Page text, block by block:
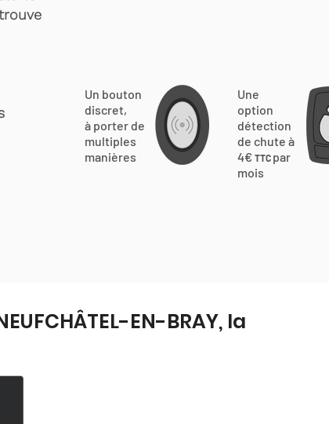
Un bouton
discret,
à porter de
multiples
manières
Une
option
détection
de chute à
4€ TTC par
mois
EN-BRAY, la